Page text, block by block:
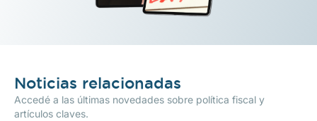
Noticias relacionadas
Accedé a las últimas novedades sobre política fiscal y
artículos claves.